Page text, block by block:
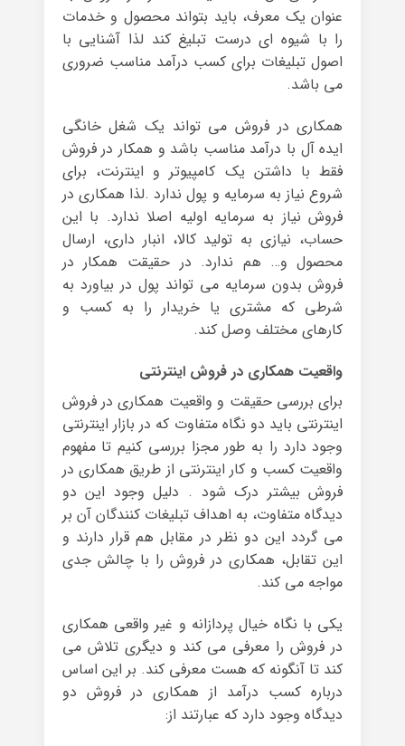
عنوان یک معرف، باید بتواند محصول و خدمات
را با شیوه ای درست تبلیغ کند لذا آشنایی با
اصول تبلیغات برای کسب درآمد مناسب ضروری
می باشد.
همکاری در فروش می تواند یک شغل خانگی
ایده آل با درآمد مناسب باشد و همکار در فروش
فقط با داشتن یک کامپیوتر و اینترنت، برای
شروع نیاز به سرمایه و پول ندارد .لذا همکاری در
فروش نیاز به سرمایه اولیه اصلا ندارد. با این
حساب، نیازی به تولید کالا، انبار داری، ارسال
محصول و… هم ندارد. در حقیقت همکار در
فروش بدون سرمایه می تواند پول در بیاورد به
شرطی که مشتری یا خریدار را به کسب و
کارهای مختلف وصل کند.
واقعیت همکاری در فروش اینترنتی
برای بررسی حقیقت و واقعیت همکاری در فروش
اینترنتی باید دو نگاه متفاوت که در بازار اینترنتی
وجود دارد را به طور مجزا بررسی کنیم تا مفهوم
واقعیت کسب و کار اینترنتی از طریق همکاری در
فروش بیشتر درک شود . دلیل وجود این دو
دیدگاه متفاوت، به اهداف تبلیغات کنندگان آن بر
می گردد این دو نظر در مقابل هم قرار دارند و
این تقابل، همکاری در فروش را با چالش جدی
مواجه می کند.
یکی با نگاه خیال پردازانه و غیر واقعی همکاری
در فروش را معرفی می کند و دیگری تلاش می
کند تا آنگونه که هست معرفی کند. بر این اساس
درباره کسب درآمد از همکاری در فروش دو
دیدگاه وجود دارد که عبارتند از: